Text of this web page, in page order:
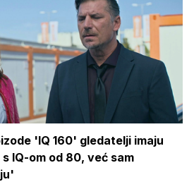
'IQ 160' gledatelji imaju
IQ-om od 80, već sam